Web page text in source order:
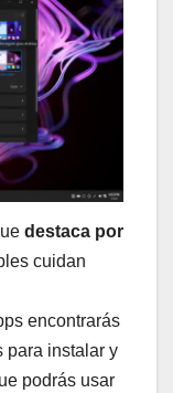
destaca por
cuidan
encontrarás
para instalar y
podrás usar